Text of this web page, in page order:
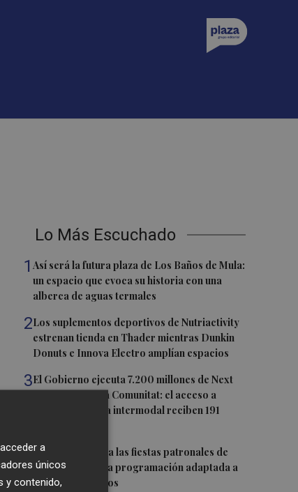
Lo Más Escuchado
1Así será la futura plaza de Los Baños de Mula:
un espacio que evoca su historia con una
alberca de aguas termales
2Los suplementos deportivos de Nutriactivity
estrenan tienda en Thader mientras Dunkin
Donuts e Innova Electro amplían espacios
3El Gobierno ejecuta 7.200 millones de Next
Generation en la Comunitat: el acceso a
PortCastelló y la intermodal reciben 191
4Moncofa disfruta las fiestas patronales de
Sant Roc con una programación adaptada a
todos los públicos
a
únicos
y contenido,